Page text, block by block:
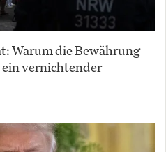
Warum die Bewährung
vernichtender